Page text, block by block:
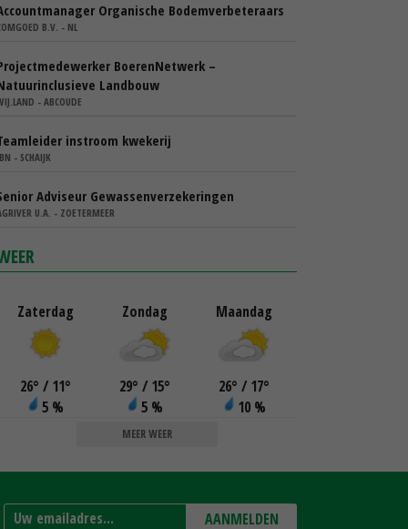
Organische Bodemverbeteraars
B.V. - NL
BoerenNetwerk –
Landbouw
- ABCOUDE
instroom kwekerij
- SCHAIJK
Adviseur Gewassenverzekeringen
U.A. - ZOETERMEER
Zaterdag
26° / 11°
5 %
Zondag
29° / 15°
5 %
Maandag
26° / 17°
10 %
MEER WEER
AANMELDEN